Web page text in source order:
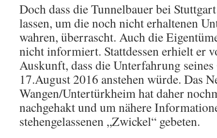
Doch dass die Tunnelbauer bei
lassen, um die noch nicht erhaltenen
wahren, überrascht. Auch die
nicht informiert. Stattdessen erhielt er
Auskunft, dass die Unterfahrung
17.August 2016 anstehen würde. Das
Wangen/Untertürkheim hat daher
nachgehakt und um nähere
stehengelassenen „Zwickel“ gebeten.